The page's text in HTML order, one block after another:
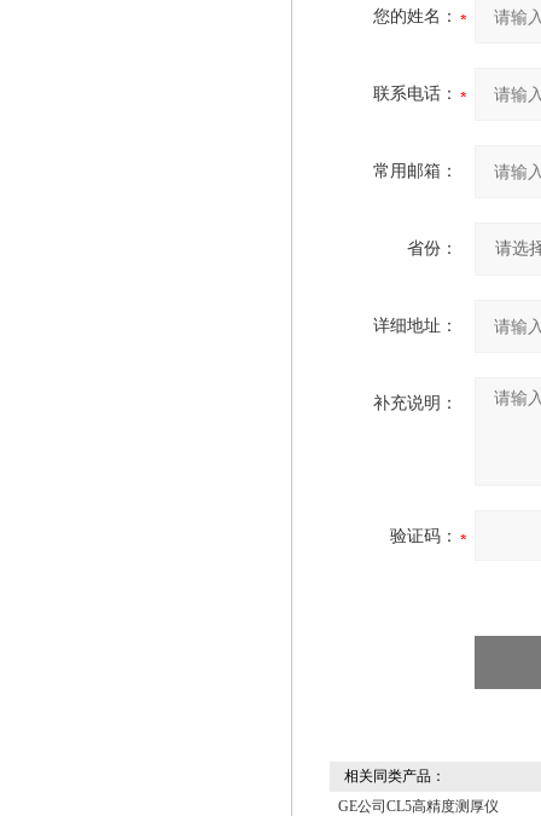
您的姓名：
联系电话：
常用邮箱：
省份：
详细地址：
补充说明：
验证码：
相关同类产品：
GE公司CL5高精度测厚仪